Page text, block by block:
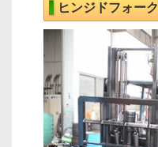
ヒンジドフォーク